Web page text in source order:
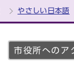
やさしい日本語
市役所へのア